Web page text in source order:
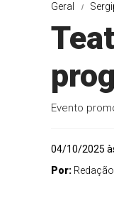
Geral
Evento
04/10/2025
Por: Redação